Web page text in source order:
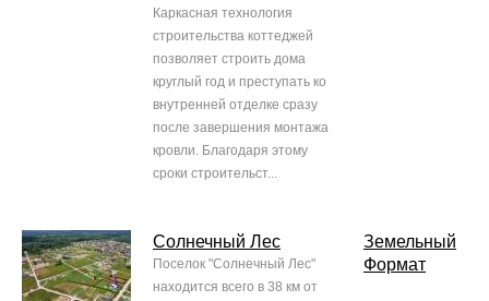
Каркасная технология
строительства коттеджей
позволяет строить дома
круглый год и преступать ко
внутренней отделке сразу
после завершения монтажа
кровли. Благодаря этому
сроки строительст...
Солнечный Лес
Поселок "Солнечный Лес"
находится всего в 38 км от
Земельный
Формат